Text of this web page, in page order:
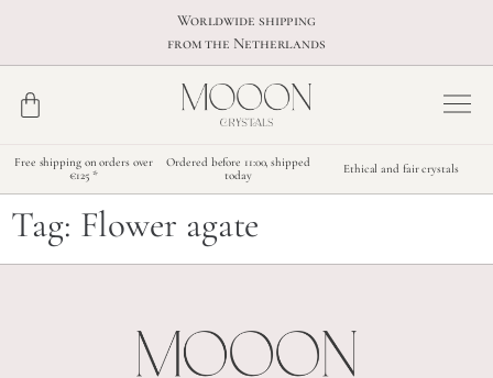
Worldwide shipping
from the Netherlands
Free shipping on orders over
€125 *
Ordered before 11:00, shipped
today
Ethical and fair crystals
Tag: Flower agate